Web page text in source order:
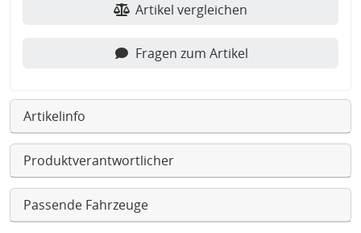
Artikel vergleichen
Fragen zum Artikel
Artikelinfo
Produktverantwortlicher
Passende Fahrzeuge